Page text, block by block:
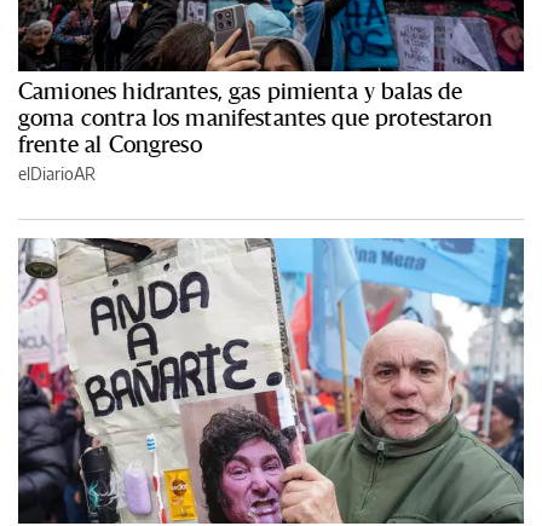
Camiones hidrantes, gas pimienta y balas de
goma contra los manifestantes que protestaron
frente al Congreso
elDiarioAR